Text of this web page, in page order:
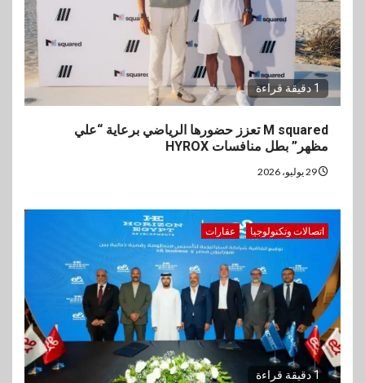
1 دقيقة قراءة
M squared تعزز حضورها الرياضي برعاية “علي
مظهر” بطل منافسات HYROX
اتصالات وتكنولوجيا عقارات
1 دقيقة قراءة